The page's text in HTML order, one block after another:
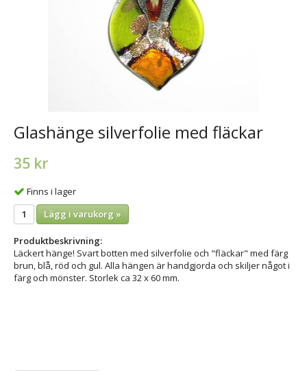
Glashänge silverfolie med fläckar
35 kr
Finns i lager
Lägg i varukorg »
Produktbeskrivning:
Läckert hänge! Svart botten med silverfolie och "fläckar" med färg
brun, blå, röd och gul. Alla hängen är handgjorda och skiljer något i
färg och mönster. Storlek ca 32 x 60 mm.